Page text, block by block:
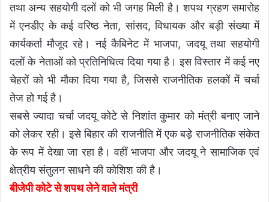
तथा अन्य सहयोगी दलों को भी जगह मिली है। शपथ ग्रहण समारोह
में एनडीए के कई वरिष्ठ नेता, सांसद, विधायक और बड़ी संख्या में
कार्यकर्ता मौजूद रहे। नई कैबिनेट में भाजपा, जदयू तथा सहयोगी
दलों के नेताओं को प्रतिनिधित्व दिया गया है। इस विस्तार में कई नए
चेहरों को भी मौका दिया गया है, जिससे राजनीतिक हलकों में चर्चा
तेज हो गई है।
सबसे ज्यादा चर्चा जदयू कोटे से निशांत कुमार को मंत्री बनाए जाने
को लेकर रही। इसे बिहार की राजनीति में एक बड़े राजनीतिक संकेत
के रूप में देखा जा रहा है। वहीं भाजपा और जदयू ने सामाजिक एवं
क्षेत्रीय संतुलन साधने की कोशिश की है।
बीजेपी कोटे से शपथ लेने वाले मंत्री